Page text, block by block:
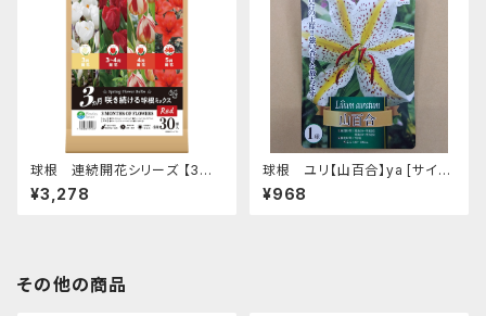
球根 連続開花シリーズ 【3ヵ
月 咲き続ける 球根ミックス レッ
ド】are [サイズ: 4種 30球入り]
¥3,278
球根 ユリ【山百合】ya [サイズ:
1球入り]
¥968
その他の商品